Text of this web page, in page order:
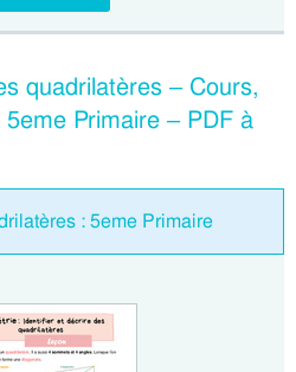
quadrilatères – Cours,
Primaire – PDF à
: 5eme Primaire